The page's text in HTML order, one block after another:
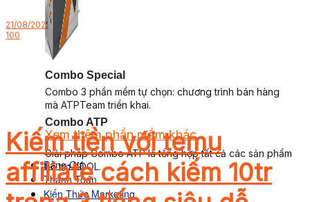
Combo Special
Combo 3 phần mềm tự chọn: chương trình bán hàng
mà ATPTeam triển khai.
Xem thêm phần mềm khác
Xem thêm phần mềm khác
Bảng Giá
Thanh Toán
Kiến Thức Marketing
Combo ATP
Giải pháp Combo ATP là tổng hợp tất cả các sản phẩm
hỗ trợ KDOL.
21/08/2025
100
Kiếm tiền với temu
affiliate cách kiếm 10tr